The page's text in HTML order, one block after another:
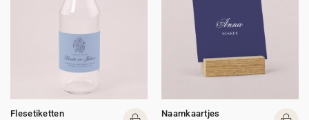
Flesetiketten
Naamkaartjes